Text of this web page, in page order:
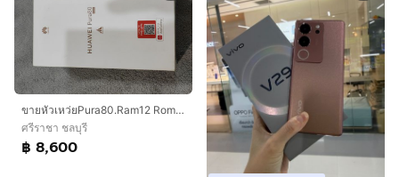
ขายหัวเหว่ย​Pura80.Ram12 Rom256
ศรีราชา ชลบุรี
฿ 8,600